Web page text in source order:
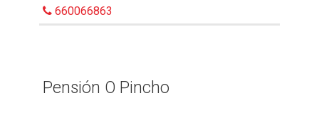
660066863
Pensión O Pincho